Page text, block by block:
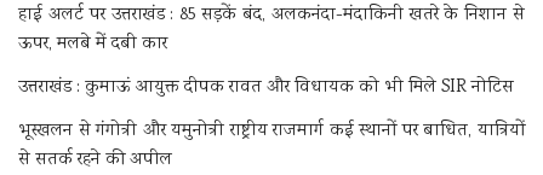
हाई अलर्ट पर उत्तराखंड : 85 सड़कें बंद, अलकनंदा-मंदाकिनी खतरे के निशान से
ऊपर, मलबे में दबी कार
उत्तराखंड : कुमाऊं आयुक्त दीपक रावत और विधायक को भी मिले SIR नोटिस
भूस्खलन से गंगोत्री और यमुनोत्री राष्ट्रीय राजमार्ग कई स्थानों पर बाधित, यात्रियों
से सतर्क रहने की अपील